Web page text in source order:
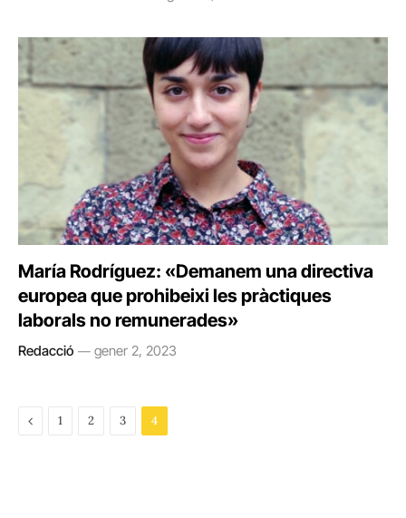
María Rodríguez: «Demanem una directiva
europea que prohibeixi les pràctiques
laborals no remunerades»
Redacció gener 2, 2023
Previous
1 2 3 4